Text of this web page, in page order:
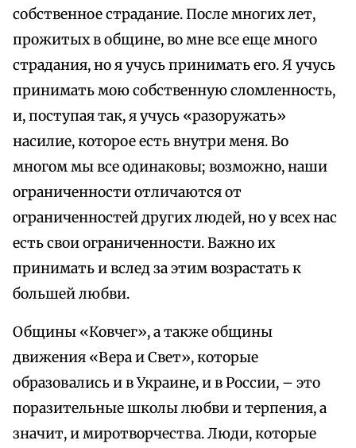
собственное страдание. После многих лет,
прожитых в общине, во мне все еще много
страдания, но я учусь принимать его. Я учусь
принимать мою собственную сломленность,
и, поступая так, я учусь «разоружать»
насилие, которое есть внутри меня. Во
многом мы все одинаковы; возможно, наши
ограниченности отличаются от
ограниченностей других людей, но у всех нас
есть свои ограниченности. Важно их
принимать и вслед за этим возрастать к
большей любви.
Общины «Ковчег», а также общины
движения «Вера и Свет», которые
образовались и в Украине, и в России, – это
поразительные школы любви и терпения, а
значит, и миротворчества. Люди, которые